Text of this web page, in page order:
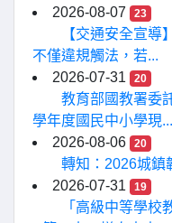
2026-08-07
23
【交通安全宣導
不僅違規觸法，若...
2026-07-31
20
教育部國教署委
學年度國民中小學現...
2026-08-06
20
轉知：2026城鎮
2026-07-31
19
「高級中等學校